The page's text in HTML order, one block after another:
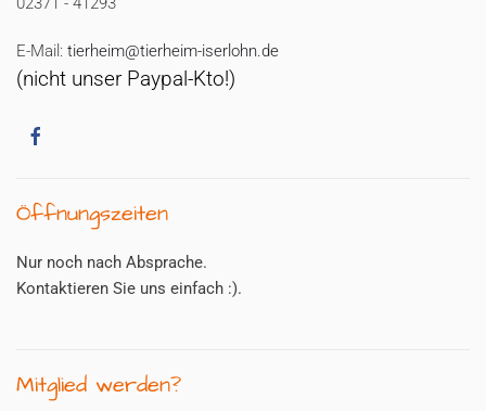
E-Mail: tierheim@tierheim-iserlohn.de
(nicht unser Paypal-Kto!)
Öffnungszeiten
Nur noch nach Absprache.
Kontaktieren Sie uns einfach :).
Mitglied werden?